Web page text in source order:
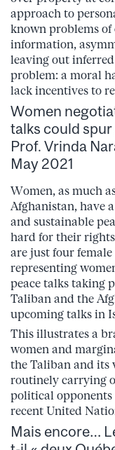
approach to
known problems
information,
leaving out
problem: a moral
lack incentives to
Women
talks could
Prof. Vrinda
May 2021
Women, as much
Afghanistan, have
and sustainable
hard for their
are just four
representing
peace talks taking
Taliban and the
upcoming talks in
This illustrates a
women and
the Taliban and its
routinely carrying
political
recent United
Mais encore…